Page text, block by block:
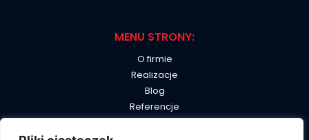
MENU STRONY:
O firmie
Realizacje
Blog
Referencje
B2B